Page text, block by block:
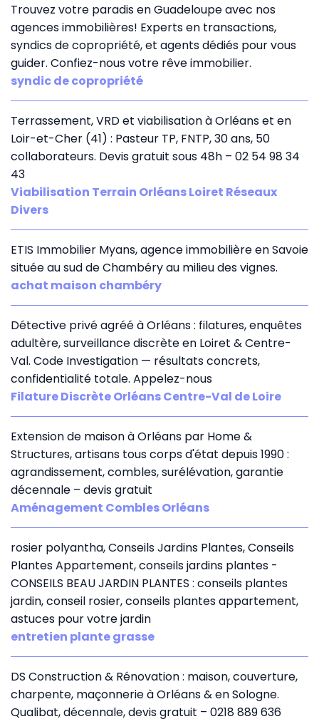
Trouvez votre paradis en Guadeloupe avec nos
agences immobilières! Experts en transactions,
syndics de copropriété, et agents dédiés pour vous
guider. Confiez-nous votre rêve immobilier.
syndic de copropriété
Terrassement, VRD et viabilisation à Orléans et en
Loir-et-Cher (41) : Pasteur TP, FNTP, 30 ans, 50
collaborateurs. Devis gratuit sous 48h – 02 54 98 34
43
Viabilisation Terrain Orléans Loiret Réseaux
Divers
ETIS Immobilier Myans, agence immobilière en Savoie
située au sud de Chambéry au milieu des vignes.
achat maison chambéry
Détective privé agréé à Orléans : filatures, enquêtes
adultère, surveillance discrète en Loiret & Centre-
Val. Code Investigation — résultats concrets,
confidentialité totale. Appelez-nous
Filature Discrète Orléans Centre-Val de Loire
Extension de maison à Orléans par Home &
Structures, artisans tous corps d'état depuis 1990 :
agrandissement, combles, surélévation, garantie
décennale – devis gratuit
Aménagement Combles Orléans
rosier polyantha, Conseils Jardins Plantes, Conseils
Plantes Appartement, conseils jardins plantes -
CONSEILS BEAU JARDIN PLANTES : conseils plantes
jardin, conseil rosier, conseils plantes appartement,
astuces pour votre jardin
entretien plante grasse
DS Construction & Rénovation : maison, couverture,
charpente, maçonnerie à Orléans & en Sologne.
Qualibat, décennale, devis gratuit – 0218 889 636